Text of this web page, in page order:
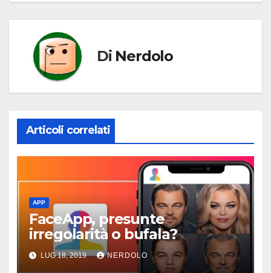
Di Nerdolo
Articoli correlati
APP
FaceApp, presunte
irregolarità o bufala?
LUG 18, 2019 NERDOLO